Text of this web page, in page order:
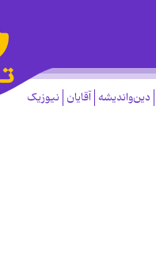
دین‌واندیشه آقایان نیوزیک